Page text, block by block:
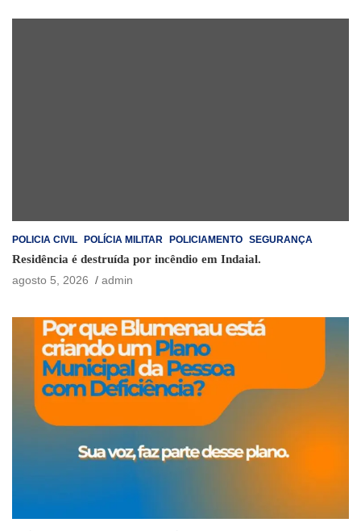
POLICIA CIVIL POLÍCIA MILITAR POLICIAMENTO SEGURANÇA
Residência é destruída por incêndio em Indaial.
agosto 5, 2026
admin